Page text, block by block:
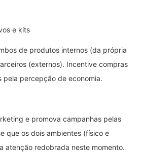
e kits
de produtos internos (da própria
(externos). Incentive compras
pela percepção de economia.
e promova campanhas pelas
que os dois ambientes (físico e
atenção redobrada neste momento.